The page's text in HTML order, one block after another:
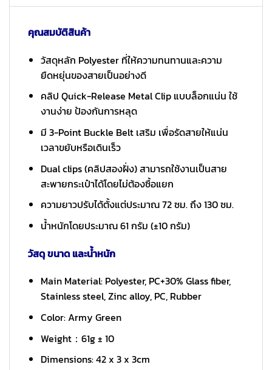
คุณสมบัติสินค้า
วัสดุหลัก Polyester ที่ให้ความทนทานและความ
ยืดหยุ่นของสายเป็นอย่างดี
คลิป Quick-Release Metal Clip แบบล็อกแน่น ใช้
งานง่าย ป้องกันการหลุด
มี 3-Point Buckle Belt เสริม เพื่อรัดสายให้แน่น
เวลาขยับหรือเดินเร็ว
Dual clips (คลิปสองฝั่ง) สามารถใช้งานเป็นสาย
สะพายกระเป๋าได้โดยไม่ต้องซื้อแยก
ความยาวปรับได้ตั้งแต่ประมาณ 72 ซม. ถึง 130 ซม.
น้ำหนักโดยประมาณ 61 กรัม (±10 กรัม)
วัสดุ ขนาด และน้ำหนัก
Main Material: Polyester, PC+30% Glass fiber,
Stainless steel, Zinc alloy, PC, Rubber
Color: Army Green
Weight：61g ± 10
Dimensions: 42 x 3 x 3cm